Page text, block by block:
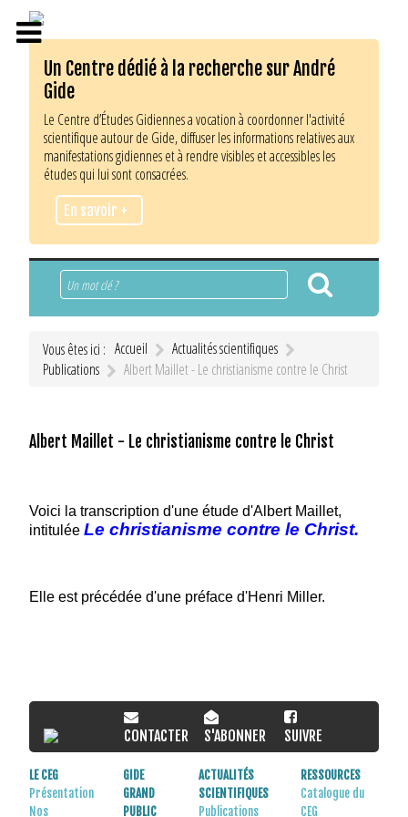
Un Centre dédié à la recherche sur André
Gide
Le Centre d’Études Gidiennes a vocation à coordonner l'activité
scientifique autour de Gide, diffuser les informations relatives aux
manifestations gidiennes et à rendre visibles et accessibles les
études qui lui sont consacrées.
En savoir +
Rechercher
Vous êtes ici : Accueil
Actualités scientifiques
Publications
Albert Maillet - Le christianisme contre le Christ
Albert Maillet - Le christianisme contre le Christ
Voici la transcription d'une étude d'Albert Maillet,
intitulée Le christianisme contre le Christ.
Elle est précédée d'une préface d'Henri Miller.
CONTACTER S'ABONNER SUIVRE
LE CEG
Présentation
Nos
GIDE
GRAND
PUBLIC
ACTUALITÉS
SCIENTIFIQUES
Publications
RESSOURCES
Catalogue du
CEG